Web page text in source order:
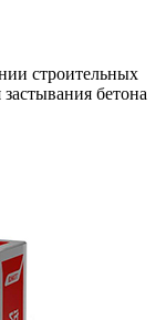
строительных
бетона